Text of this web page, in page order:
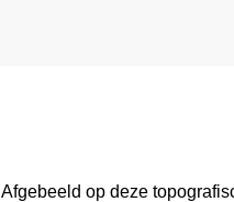
Afgebeeld op deze